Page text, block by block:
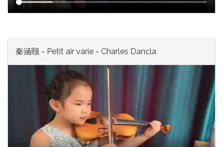
秦涵颐 - Petit air varie - Charles Dancla